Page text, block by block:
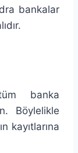
bankalar
banka
Böylelikle
kayıtlarına